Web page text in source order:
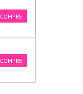
COMPRE
COMPRE